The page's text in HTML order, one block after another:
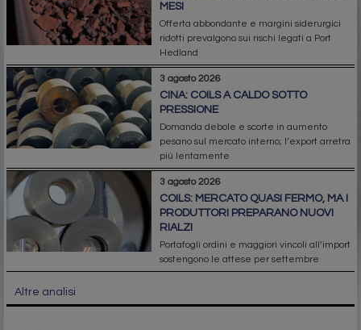
MESI
Offerta abbondante e margini siderurgici
ridotti prevalgono sui rischi legati a Port
Hedland
3 agosto 2026
CINA: COILS A CALDO SOTTO
PRESSIONE
Domanda debole e scorte in aumento
pesano sul mercato interno; l’export arretra
più lentamente
3 agosto 2026
COILS: MERCATO QUASI FERMO, MA I
PRODUTTORI PREPARANO NUOVI
RIALZI
Portafogli ordini e maggiori vincoli all’import
sostengono le attese per settembre
Altre analisi